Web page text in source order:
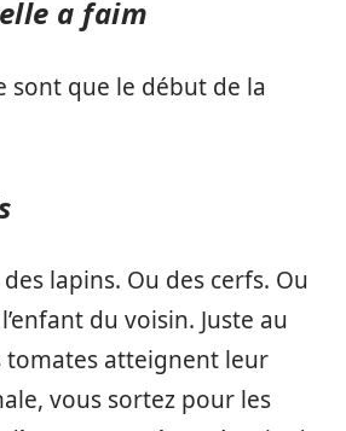
a faim
sont que le début de la
lapins. Ou des cerfs. Ou
du voisin. Juste au
tomates atteignent leur
vous sortez pour les